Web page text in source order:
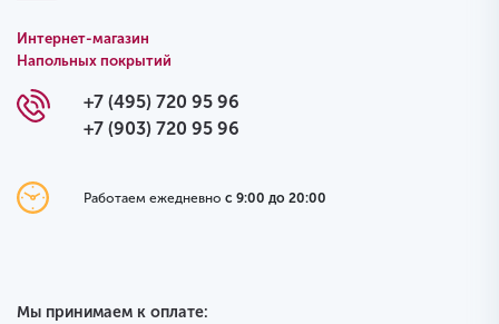
Интернет-магазин
Напольных покрытий
+7 (495) 720 95 96
+7 (903) 720 95 96
Работаем ежедневно с 9:00 до 20:00
Мы принимаем к оплате: